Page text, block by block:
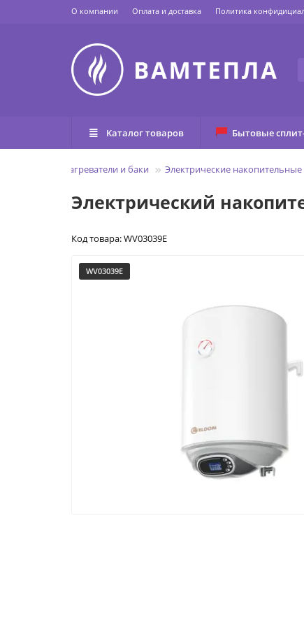
О компании Оплата и доставка Политика
Каталог товаров Бытовые
Водонагреватели и баки Электрические накопительные
Электрический
Код товара: WV03039E
WV03039E